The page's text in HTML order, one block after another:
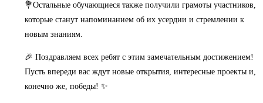
💐Остальные обучающиеся также получили грамоты участников,
которые станут напоминанием об их усердии и стремлении к
новым знаниям.
🎉 Поздравляем всех ребят с этим замечательным достижением!
Пусть впереди вас ждут новые открытия, интересные проекты и,
конечно же, победы! ✨